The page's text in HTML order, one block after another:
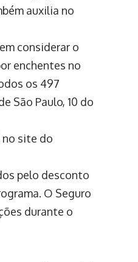
auxilia no
considerar o
enchentes no
os 497
São Paulo, 10 do
site do
pelo desconto
O Seguro
durante o